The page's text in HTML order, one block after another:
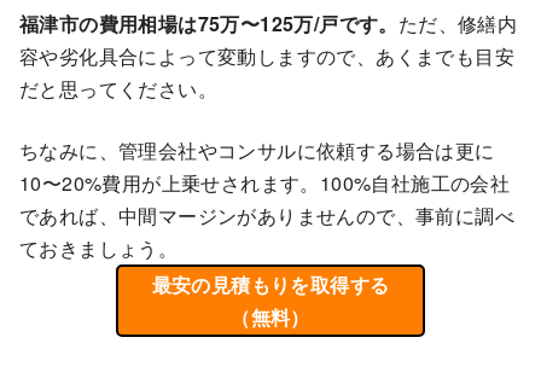
福津市の費用相場は75万〜125万/戸です。 ただ、修繕内
容や劣化具合によって変動しますので、あくまでも目安
だと思ってください。
ちなみに、管理会社やコンサルに依頼する場合は更に
10〜20%費用が上乗せされます。100%自社施工の会社
であれば、中間マージンがありませんので、事前に調べ
ておきましょう。
最安の見積もりを取得する
（無料）